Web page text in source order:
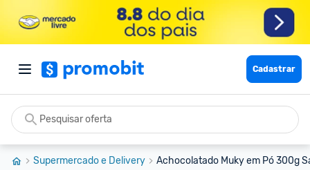
Cadastrar
Supermercado e Delivery Achocolatado Muky em Pó 300g